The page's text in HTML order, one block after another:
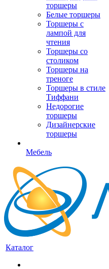
торшеры
Белые торшеры
Торшеры с
лампой для
чтения
Торшеры со
столиком
Торшеры на
треноге
Торшеры в стиле
Тиффани
Недорогие
торшеры
Дизайнерские
торшеры
Мебель
Каталог